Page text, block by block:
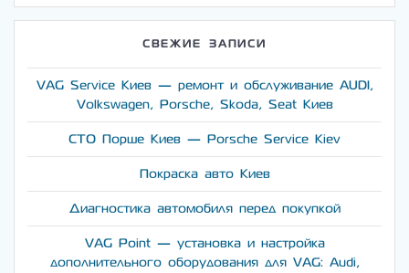
СВЕЖИЕ ЗАПИСИ
VAG Service Киев — ремонт и обслуживание AUDI,
Volkswagen, Porsche, Skoda, Seat Киев
СТО Порше Киев — Porsche Service Kiev
Покраска авто Киев
Диагностика автомобиля перед покупкой
VAG Point — установка и настройка
дополнительного оборудования для VAG: Audi,